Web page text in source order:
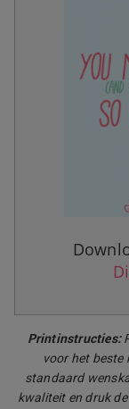
Printinstructies:
voor het
standaard
kwaliteit en druk